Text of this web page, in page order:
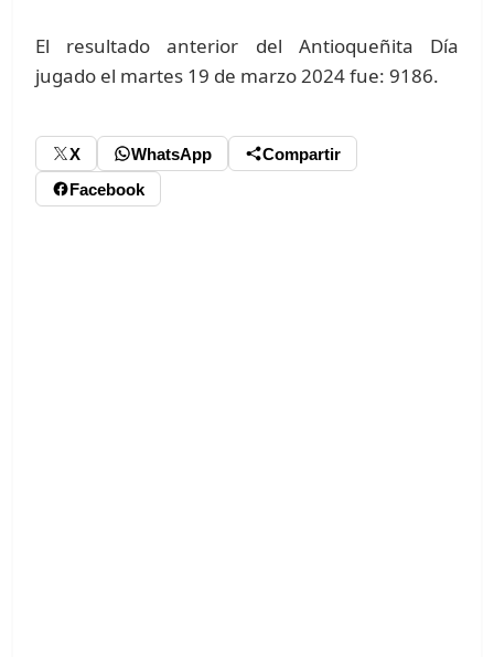
El resultado anterior del Antioqueñita Día
jugado el martes 19 de marzo 2024 fue: 9186.
X WhatsApp
Compartir
Facebook